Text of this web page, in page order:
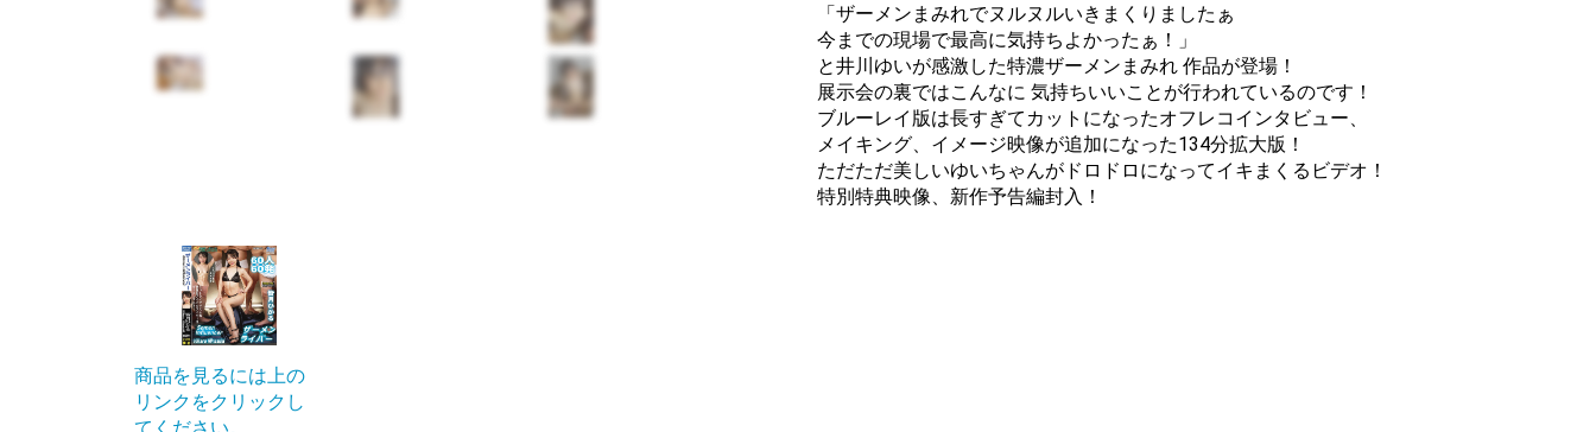
「ザーメンまみれでヌルヌルいきまくりましたぁ
今までの現場で最高に気持ちよかったぁ！」
と井川ゆいが感激した特濃ザーメンまみれ 作品が登場！
展示会の裏ではこんなに 気持ちいいことが行われているのです！
ブルーレイ版は長すぎてカットになったオフレコインタビュー、
メイキング、イメージ映像が追加になった134分拡大版！
ただただ美しいゆいちゃんがドロドロになってイキまくるビデオ！
特別特典映像、新作予告編封入！
商品を見るには上の
リンクをクリックし